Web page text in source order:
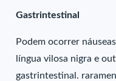
Gastrintestinal
Podem ocorrer
língua vilosa nigra e
gastrintestinal.